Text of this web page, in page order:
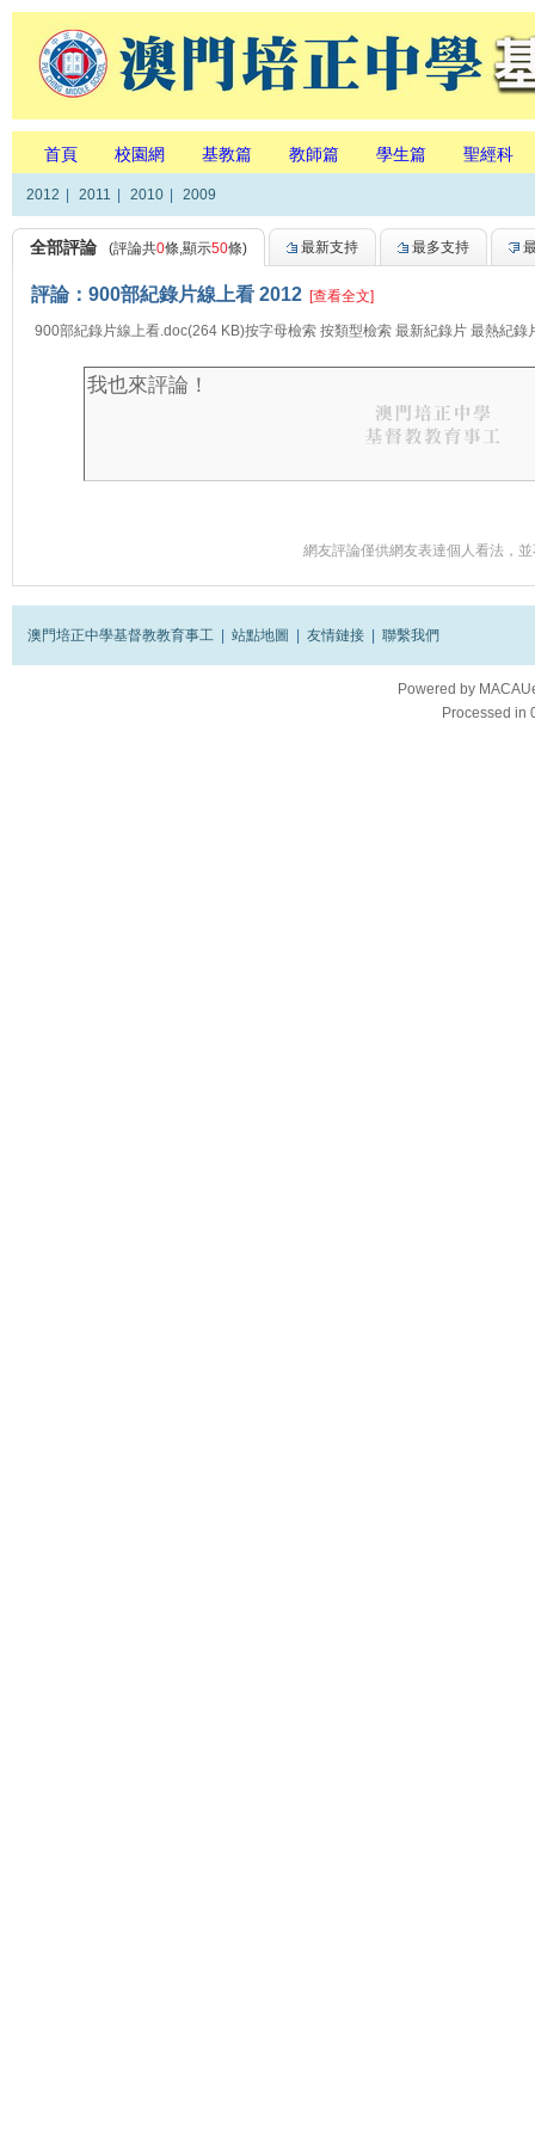
首頁 校園網 基教篇 教師篇 學生篇 聖經科
2012 2011 2010 2009
全部評論 (評論共0條,顯示50條) 最新支持 最多支持
評論：900部紀錄片線上看 2012 [查看全文]
900部紀錄片線上看.doc(264 KB)按字母檢索 按類型檢索 最新紀錄片 最熱紀錄
網友評論僅供網友表達個人看法，
澳門培正中學基督教教育事工 站點地圖 友情鏈接 聯繫我們
Powered by
Processed in